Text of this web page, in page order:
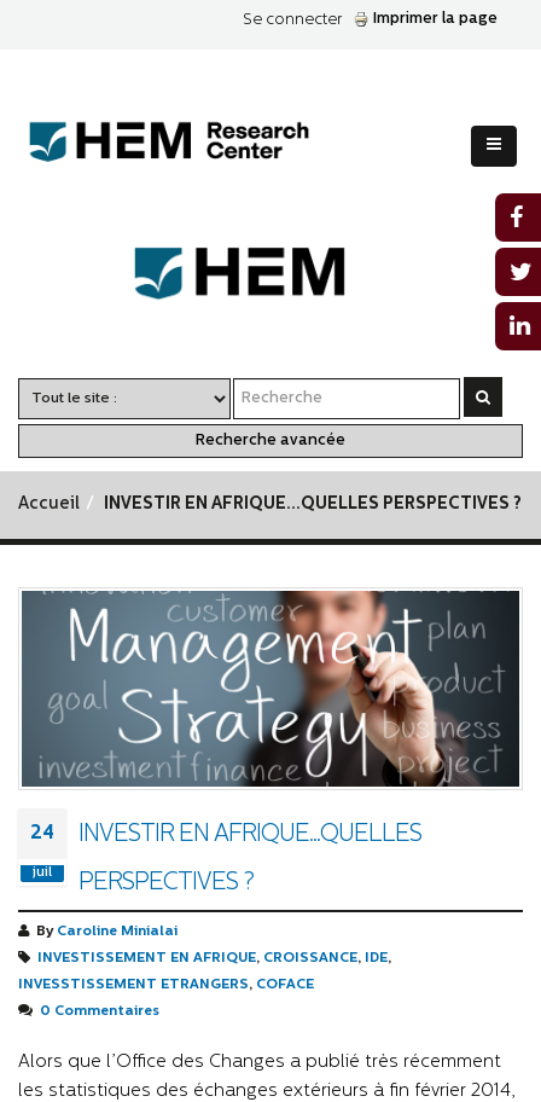
Se connecter Imprimer la page
Recherche avancée
Accueil INVESTIR EN AFRIQUE...QUELLES PERSPECTIVES ?
24
juil
INVESTIR EN AFRIQUE...QUELLES
PERSPECTIVES ?
By Caroline Minialai
INVESTISSEMENT EN AFRIQUE, CROISSANCE, IDE,
INVESSTISSEMENT ETRANGERS, COFACE
0 Commentaires
Alors que l’Office des Changes a publié très récemment
les statistiques des échanges extérieurs à fin février 2014,